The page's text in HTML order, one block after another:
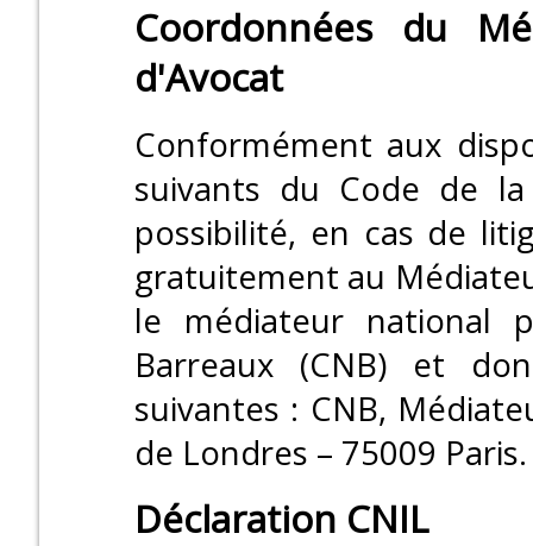
Coordonnées du
d'Avocat
Conformément aux
suivants du Code de
possibilité, en cas de
gratuitement au
le médiateur national
Barreaux (CNB) et
suivantes : CNB,
de Londres – 75009 Paris.
Déclaration CNIL